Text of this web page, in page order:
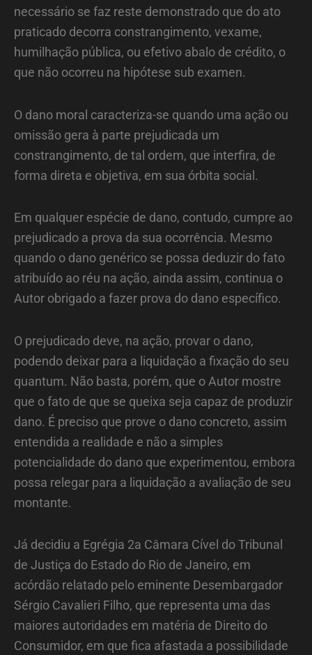
necessário se faz reste demonstrado que do ato
praticado decorra constrangimento, vexame,
humilhação pública, ou efetivo abalo de crédito, o
que não ocorreu na hipótese sub examen.
O dano moral caracteriza-se quando uma ação ou
omissão gera à parte prejudicada um
constrangimento, de tal ordem, que interfira, de
forma direta e objetiva, em sua órbita social.
Em qualquer espécie de dano, contudo, cumpre ao
prejudicado a prova da sua ocorrência. Mesmo
quando o dano genérico se possa deduzir do fato
atribuído ao réu na ação, ainda assim, continua o
Autor obrigado a fazer prova do dano específico.
O prejudicado deve, na ação, provar o dano,
podendo deixar para a liquidação a fixação do seu
quantum. Não basta, porém, que o Autor mostre
que o fato de que se queixa seja capaz de produzir
dano. É preciso que prove o dano concreto, assim
entendida a realidade e não a simples
potencialidade do dano que experimentou, embora
possa relegar para a liquidação a avaliação de seu
montante.
Já decidiu a Egrégia 2a Câmara Cível do Tribunal
de Justiça do Estado do Rio de Janeiro, em
acórdão relatado pelo eminente Desembargador
Sérgio Cavalieri Filho, que representa uma das
maiores autoridades em matéria de Direito do
Consumidor, em que fica afastada a possibilidade